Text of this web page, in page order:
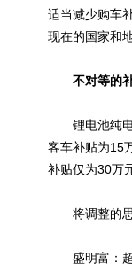
适当减少购车
现在的国家和
不对等的
锂电池纯电
客车补贴为15
补贴仅为30万
将调整的
盛明富：超